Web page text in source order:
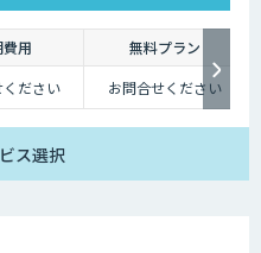
用
無料プラン
ださい お問合せください
ス選択